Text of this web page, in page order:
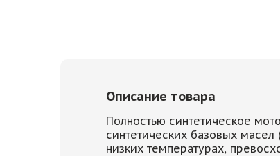
Описание товара
Полностью синтетическое
синтетических базовых масел
низких температурах,